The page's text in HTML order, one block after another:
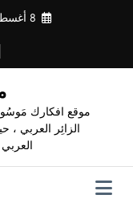
8 أغسطس، 2026
موقع افكارك
الزائِر العربي